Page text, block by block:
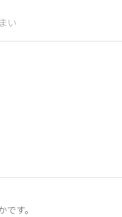
い
す。